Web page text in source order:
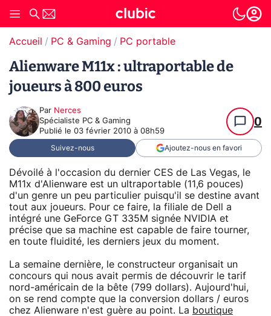
Accueil PC & Gaming PC portable
Alienware M11x : ultraportable de
joueurs à 800 euros
Par Nerces
Spécialiste PC & Gaming
Publié le 03 février 2010 à 08h59
0
Suivez-nous Ajoutez-nous en favori
Dévoilé à l'occasion du dernier CES de Las Vegas, le
M11x d'Alienware est un ultraportable (11,6 pouces)
d'un genre un peu particulier puisqu'il se destine avant
tout aux joueurs. Pour ce faire, la filiale de Dell a
intégré une GeForce GT 335M signée NVIDIA et
précise que sa machine est capable de faire tourner,
en toute fluidité, les derniers jeux du moment.
La semaine dernière, le constructeur organisait un
concours qui nous avait permis de découvrir le tarif
nord-américain de la bête (799 dollars). Aujourd'hui,
on se rend compte que la conversion dollars / euros
chez Alienware n'est guère au point. La boutique